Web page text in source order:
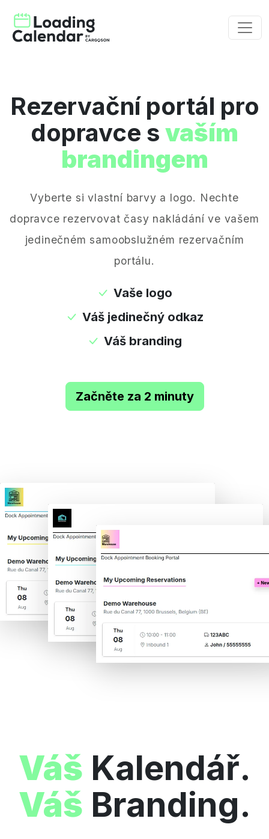
Rezervační portál pro
dopravce s vaším
brandingem
Vyberte si vlastní barvy a logo. Nechte
dopravce rezervovat časy nakládání ve vašem
jedinečném samoobslužném rezervačním
portálu.
Vaše logo
Váš jedinečný odkaz
Váš branding
Začněte za 2 minuty
Váš Kalendář.
Váš Branding.